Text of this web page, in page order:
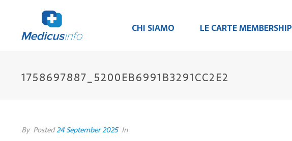
CHI SIAMO LE CARTE MEMBERSHIP
1758697887_5200EB6991B3291CC2E2
By Posted24 September 2025 In